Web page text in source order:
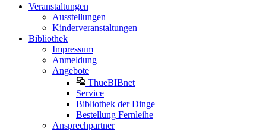
Veranstaltungen
Ausstellungen
Kinderveranstaltungen
Bibliothek
Impressum
Anmeldung
Angebote
ThueBIBnet
Service
Bibliothek der Dinge
Bestellung Fernleihe
Ansprechpartner